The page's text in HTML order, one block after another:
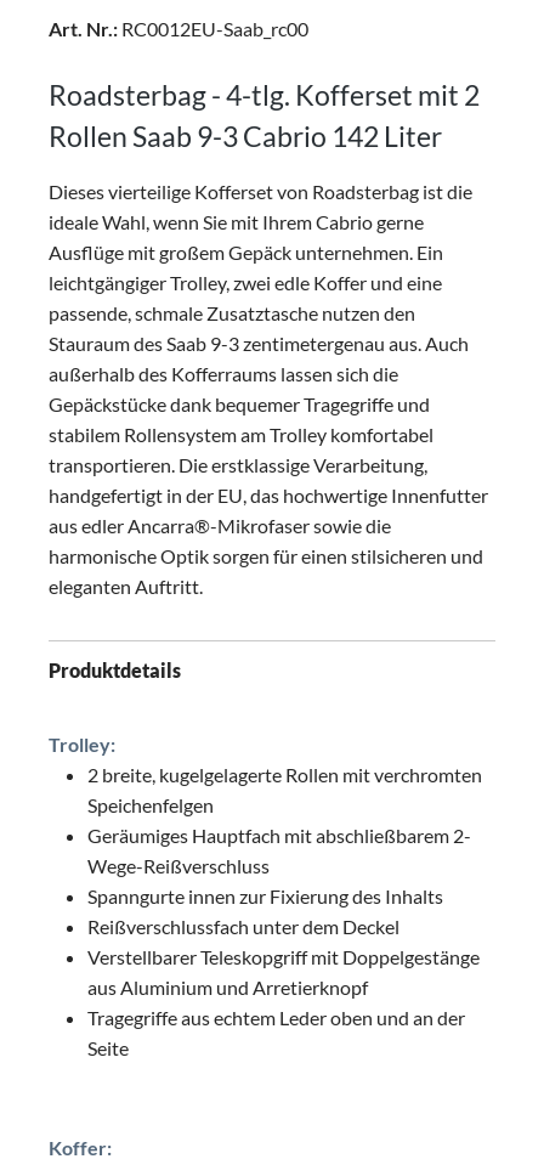
Art. Nr.: RC0012EU-Saab_rc00
Roadsterbag - 4-tlg. Kofferset mit 2
Rollen Saab 9-3 Cabrio 142 Liter
Dieses vierteilige Kofferset von Roadsterbag ist die
ideale Wahl, wenn Sie mit Ihrem Cabrio gerne
Ausflüge mit großem Gepäck unternehmen. Ein
leichtgängiger Trolley, zwei edle Koffer und eine
passende, schmale Zusatztasche nutzen den
Stauraum des Saab 9-3 zentimetergenau aus. Auch
außerhalb des Kofferraums lassen sich die
Gepäckstücke dank bequemer Tragegriffe und
stabilem Rollensystem am Trolley komfortabel
transportieren. Die erstklassige Verarbeitung,
handgefertigt in der EU, das hochwertige Innenfutter
aus edler Ancarra®-Mikrofaser sowie die
harmonische Optik sorgen für einen stilsicheren und
eleganten Auftritt.
Produktdetails
Trolley:
2 breite, kugelgelagerte Rollen mit verchromten
Speichenfelgen
Geräumiges Hauptfach mit abschließbarem 2-
Wege-Reißverschluss
Spanngurte innen zur Fixierung des Inhalts
Reißverschlussfach unter dem Deckel
Verstellbarer Teleskopgriff mit Doppelgestänge
aus Aluminium und Arretierknopf
Tragegriffe aus echtem Leder oben und an der
Seite
Koffer: